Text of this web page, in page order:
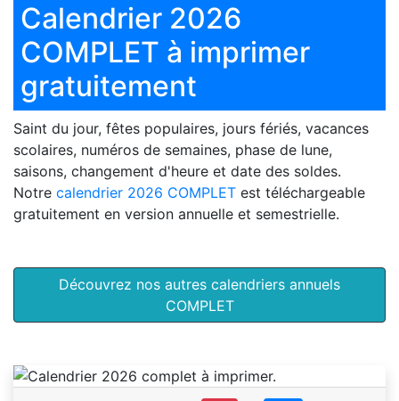
Calendrier 2026
COMPLET à imprimer
gratuitement
Saint du jour, fêtes populaires, jours fériés, vacances
scolaires, numéros de semaines, phase de lune,
saisons, changement d'heure et date des soldes.
Notre calendrier 2026 COMPLET est téléchargeable
gratuitement en version annuelle et semestrielle.
Découvrez nos autres calendriers annuels
COMPLET